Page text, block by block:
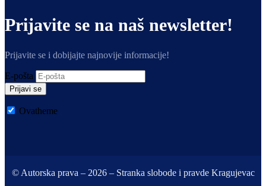
Prijavite se na naš newsletter!
Prijavite se i dobijajte najnovije informacije!
E-pošta
Prijavi se
Ovatheme
© Autorska prava – 2026 – Stranka slobode i pravde Kragujevac